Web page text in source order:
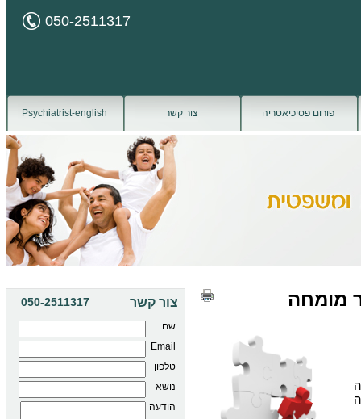
050-2511317
פורום פסיכיאטריה צור קשר Psychiatrist-english
מומחה 050-2511317 צור קשר
שם
Email
טלפון
נושא
הודעה